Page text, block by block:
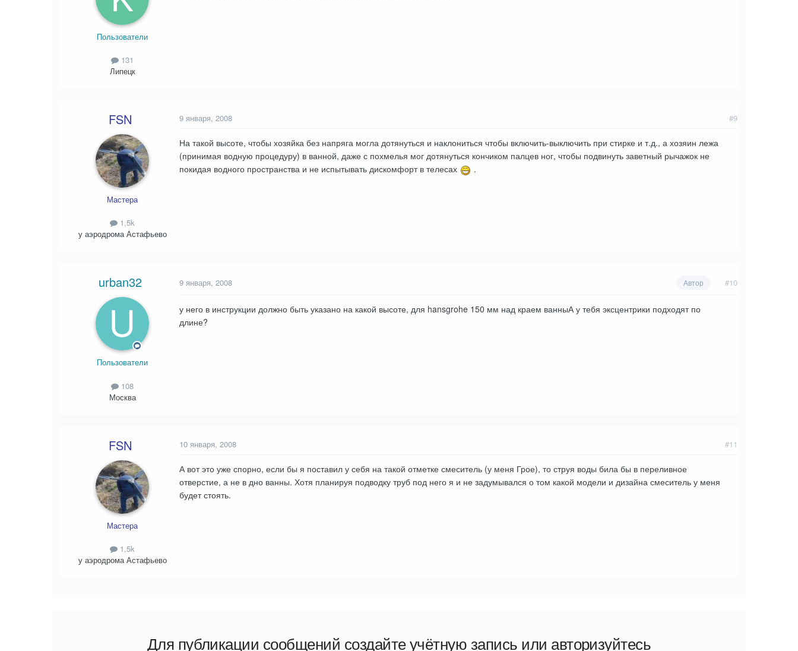
Пользователи
131
Липецк
FSN
Мастера
1,5k
у аэродрома Астафьево
#9
9 января, 2008
На такой высоте, чтобы хозяйка без напряга могла дотянуться и наклониться чтобы включить-выключить при стирке и т.д., а хозяин лежа
(принимая водную процедуру) в ванной, даже с похмелья мог дотянуться кончиком палцев ног, чтобы подвинуть заветный рычажок не
покидая водного пространства и не испытывать дискомфорт в телесах
.
urban32
Пользователи
108
Москва
Автор #10
9 января, 2008
у него в инструкции должно быть указано на какой высоте, для hansgrohe 150 мм над краем ванныА у тебя эксцентрики подходят по
длине?
FSN
Мастера
1,5k
у аэродрома Астафьево
#11
10 января, 2008
А вот это уже спорно, если бы я поставил у себя на такой отметке смеситель (у меня Грое), то струя воды била бы в переливное
отверстие, а не в дно ванны. Хотя планируя подводку труб под него я и не задумывался о том какой модели и дизайна смеситель у меня
будет стоять.
Для публикации сообщений создайте учётную запись или авторизуйтесь